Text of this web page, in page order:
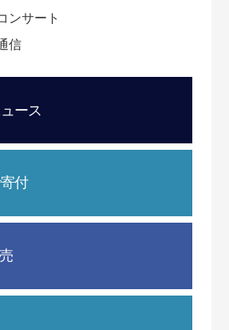
ンサート
信
ース
付